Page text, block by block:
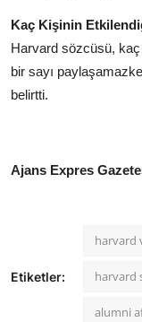
Kaç Kişinin
Harvard sözcüsü, kaç
bir sayı
belirtti.
Ajans Expres
Etiketler:
harvard
harvard
alumni